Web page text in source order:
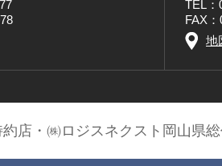
TEL：
FAX
地
店・㈱ロジスネクスト岡山県